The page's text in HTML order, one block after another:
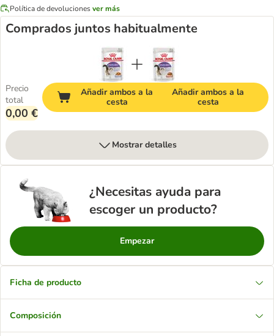
Política de devolucionesver más
Comprados juntos habitualmente
Precio
total
0,00 €
Añadir ambos a la
cesta
Añadir ambos a la
cesta
Mostrar detalles
¿Necesitas ayuda para
escoger un producto?
Empezar
Ficha de producto
Composición